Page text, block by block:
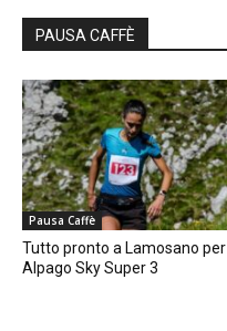
PAUSA CAFFÈ
Pausa Caffè
Tutto pronto a Lamosano per
Alpago Sky Super 3